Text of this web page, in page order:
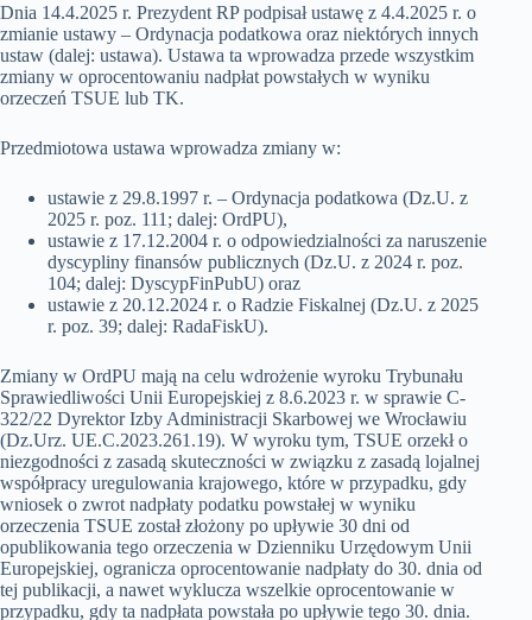
Dnia 14.4.2025 r. Prezydent RP podpisał ustawę z 4.4.2025 r. o
zmianie ustawy – Ordynacja podatkowa oraz niektórych innych
ustaw (dalej: ustawa). Ustawa ta wprowadza przede wszystkim
zmiany w oprocentowaniu nadpłat powstałych w wyniku
orzeczeń TSUE lub TK.
Przedmiotowa ustawa wprowadza zmiany w:
ustawie z 29.8.1997 r. – Ordynacja podatkowa (Dz.U. z
2025 r. poz. 111; dalej: OrdPU),
ustawie z 17.12.2004 r. o odpowiedzialności za naruszenie
dyscypliny finansów publicznych (Dz.U. z 2024 r. poz.
104; dalej: DyscypFinPubU) oraz
ustawie z 20.12.2024 r. o Radzie Fiskalnej (Dz.U. z 2025
r. poz. 39; dalej: RadaFiskU).
Zmiany w OrdPU mają na celu wdrożenie wyroku Trybunału
Sprawiedliwości Unii Europejskiej z 8.6.2023 r. w sprawie C-
322/22 Dyrektor Izby Administracji Skarbowej we Wrocławiu
(Dz.Urz. UE.C.2023.261.19). W wyroku tym, TSUE orzekł o
niezgodności z zasadą skuteczności w związku z zasadą lojalnej
współpracy uregulowania krajowego, które w przypadku, gdy
wniosek o zwrot nadpłaty podatku powstałej w wyniku
orzeczenia TSUE został złożony po upływie 30 dni od
opublikowania tego orzeczenia w Dzienniku Urzędowym Unii
Europejskiej, ogranicza oprocentowanie nadpłaty do 30. dnia od
tej publikacji, a nawet wyklucza wszelkie oprocentowanie w
przypadku, gdy ta nadpłata powstała po upływie tego 30. dnia.